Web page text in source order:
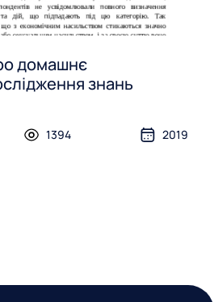
домашнє
знань
1394 2019